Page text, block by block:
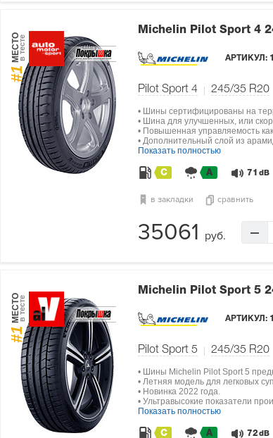
#1
МЕСТОв тесте
Michelin Pilot Sport 4
АРТИКУЛ:
Pilot Sport 4 245/35 R20
• Шины сертифицированы на
• Шина для улучшенных, или
• Повышенная управляемость
• Дополнительный слой из
Показать полностью
C A 71 dB
в закладки сравнить
35061 руб.
#1
МЕСТОв тесте
Michelin Pilot Sport 5
АРТИКУЛ:
Pilot Sport 5 245/35 R20
• Шины Michelin Pilot Sport 5
• Летняя модель для легковых
• Новинка 2022 года.
• Ультравысокие показатели
Показать полностью
C A 72 dB